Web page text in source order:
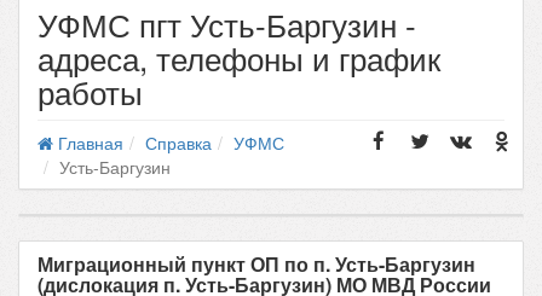
УФМС пгт Усть-Баргузин -
адреса, телефоны и график
работы
Главная Справка
УФМС
Усть-Баргузин
Миграционный пункт ОП по п. Усть-Баргузин
(дислокация п. Усть-Баргузин) МО МВД России